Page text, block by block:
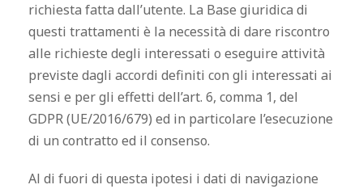
richiesta fatta dall’utente. La Base giuridica di
questi trattamenti è la necessità di dare riscontro
alle richieste degli interessati o eseguire attività
previste dagli accordi definiti con gli interessati ai
sensi e per gli effetti dell’art. 6, comma 1, del
GDPR (UE/2016/679) ed in particolare l’esecuzione
di un contratto ed il consenso.
Al di fuori di questa ipotesi i dati di navigazione